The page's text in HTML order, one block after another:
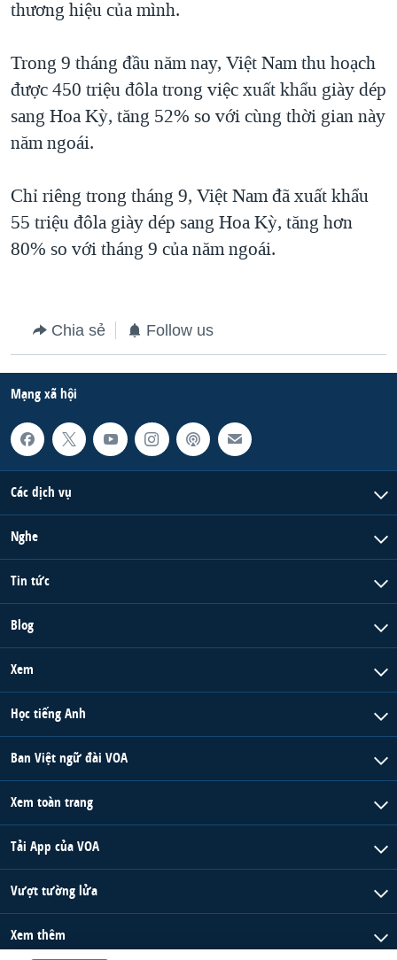
thương hiệu của mình.
Trong 9 tháng đầu năm nay, Việt Nam thu hoạch
được 450 triệu đôla trong việc xuất khẩu giày dép
sang Hoa Kỳ, tăng 52% so với cùng thời gian này
năm ngoái.
Chỉ riêng trong tháng 9, Việt Nam đã xuất khẩu
55 triệu đôla giày dép sang Hoa Kỳ, tăng hơn
80% so với tháng 9 của năm ngoái.
Chia sẻ Follow us
Mạng xã hội
Các dịch vụ
Nghe
Tin tức
Blog
Xem
Học tiếng Anh
Ban Việt ngữ đài VOA
Xem toàn trang
Tải App của VOA
Vượt tường lửa
Xem thêm